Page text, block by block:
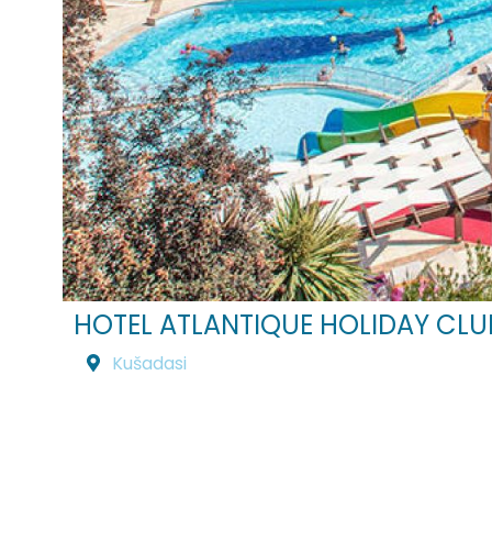
HOTEL ATLANTIQUE HOLIDAY
Kušadasi